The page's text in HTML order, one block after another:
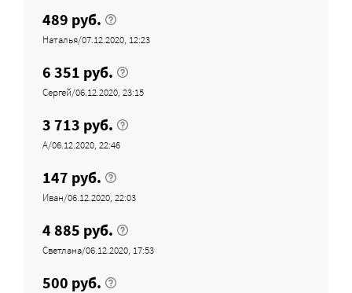
489 руб.
Наталья/07.12.2020, 12:23
6 351 руб.
Сергей/06.12.2020, 23:15
3 713 руб.
A/06.12.2020, 22:46
147 руб.
Иван/06.12.2020, 22:03
4 885 руб.
Светлана/06.12.2020, 17:53
500 руб.